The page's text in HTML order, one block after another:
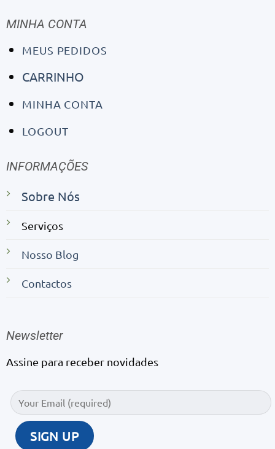
MINHA CONTA
MEUS PEDIDOS
CARRINHO
MINHA CONTA
LOGOUT
INFORMAÇÕES
Sobre Nós
Serviços
Nosso Blog
Contactos
Newsletter
Assine para receber novidades